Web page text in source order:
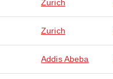
Zurich
Zurich
Addis Abeba